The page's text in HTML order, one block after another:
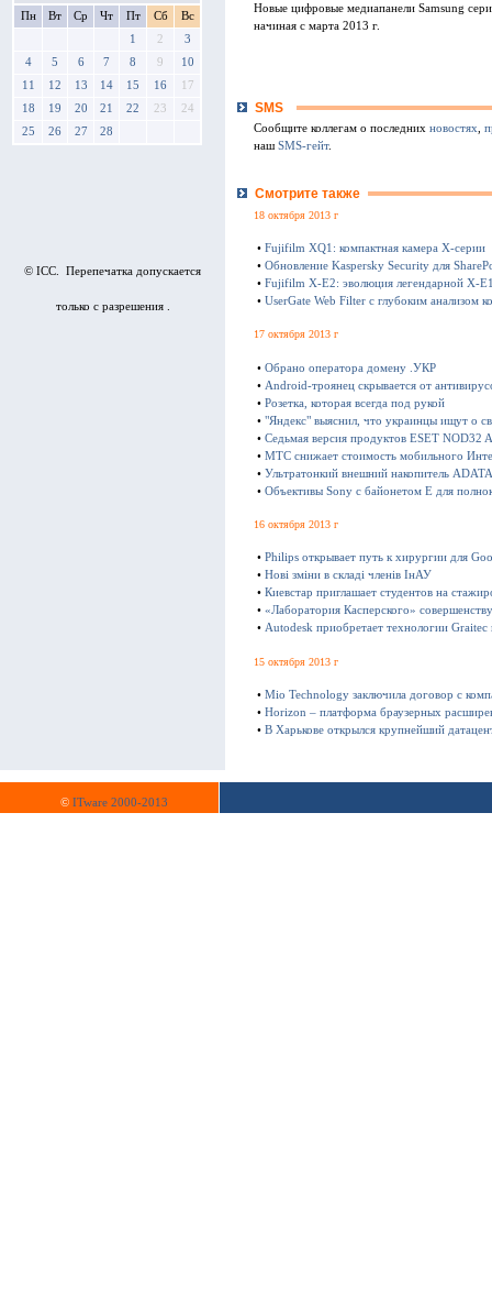
Пн Вт Ср Чт Пт Сб
Вс
1
2
3
4
5 6 7 8 9
10
11
12 13 14 15 16
17
18
19 20 21 22 23
24
25
26 27 28
© ICC. Перепечатка допускается
только с разрешения .
Новые цифровые медиапанели Samsung
начиная с марта 2013 г.
SMS
Сообщите коллегам о последних новостях,
нашSMS-гейт.
Смотрите также
18 октября 2013 г
• Fujifilm XQ1: компактная камера Х-серии
• Обновление Kaspersky Security для
• Fujifilm X-E2: эволюция легендарной X-
• UserGate Web Filter с глубоким анализом
17 октября 2013 г
• Обрано оператора домену .УКР
• Android-троянец скрывается от
• Розетка, которая всегда под рукой
• "Яндекс" выяснил, что украинцы ищут о
• Седьмая версия продуктов ESET NOD32
• МТС снижает стоимость мобильного
• Ультратонкий внешний накопитель
• Объективы Sony с байонетом E для
16 октября 2013 г
• Philips открывает путь к хирургии для
• Нові зміни в складі членів ІнАУ
• Киевстар приглашает студентов на
• «Лаборатория Касперского»
• Autodesk приобретает технологии
15 октября 2013 г
• Mio Technology заключила договор с
• Horizon – платформа браузерных
• В Харькове открылся крупнейший
© ITware 2000-2013